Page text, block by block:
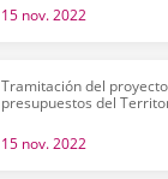
15 nov. 2022
Tramitación del
presupuestos del
15 nov. 2022